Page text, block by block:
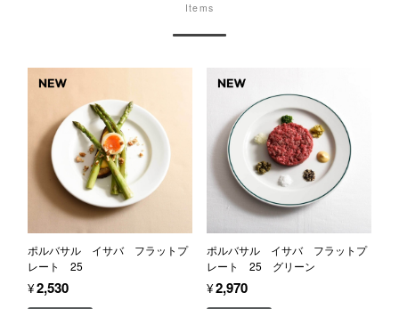
Items
ポルバサル イサバ フラットプ
レート 25
¥2,530
ポルバサル イサバ フラットプ
レート 25 グリーン
¥2,970